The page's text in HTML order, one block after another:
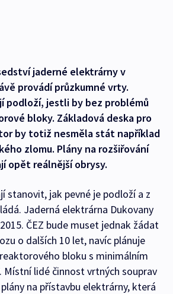
jaderné elektrárny v
provádí průzkumné vrty.
podloží, jestli by bez problémů
bloky. Základová deska pro
by totiž nesměla stát například
zlomu. Plány na rozšiřování
opět reálnější obrysy.
stanovit, jak pevné je podloží a z
Jaderná elektrárna Dukovany
ČEZ bude muset jednak žádat
o dalších 10 let, navíc plánuje
bloku s minimálním
Místní lidé činnost vrtných souprav
na přístavbu elektrárny, která